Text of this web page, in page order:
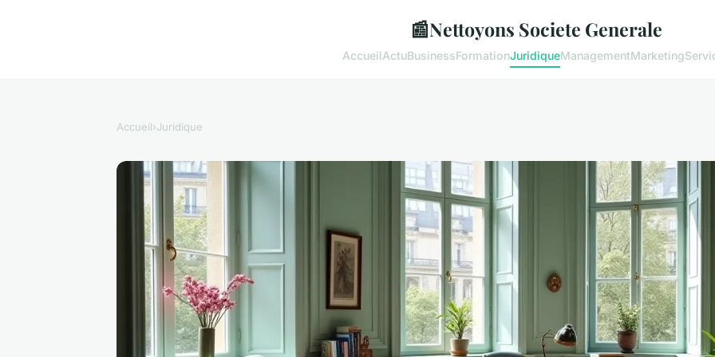
📰Nettoyons Societe Generale
AccueilActuBusinessFormationJuridiqueManagementMarketing
Accueil›Juridique